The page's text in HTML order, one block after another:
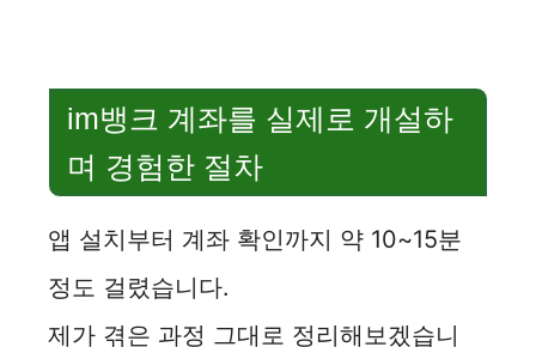
im뱅크 계좌를 실제로 개설하
며 경험한 절차
앱 설치부터 계좌 확인까지 약 10~15분
정도 걸렸습니다.
제가 겪은 과정 그대로 정리해보겠습니